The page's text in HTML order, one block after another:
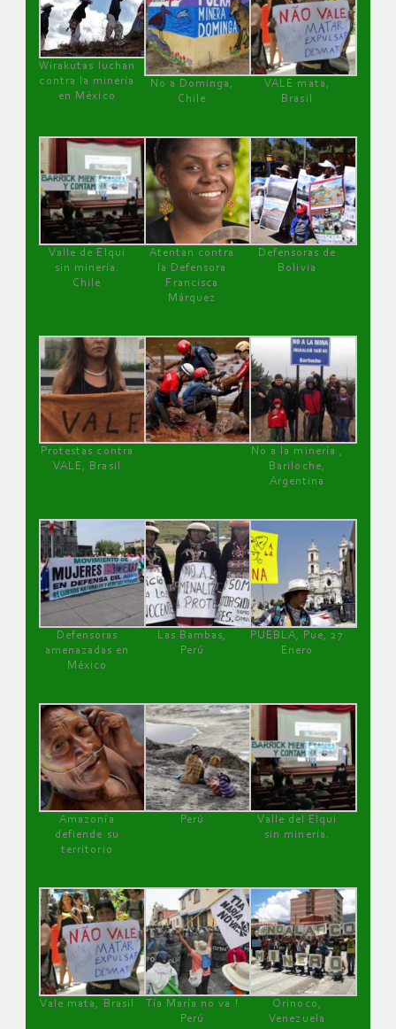
Wirakutas luchan
contra la minería
en México
No a Dominga,
Chile
VALE mata,
Brasil
Valle de Elqui
sin minería.
Chile
Atentan contra
la Defensora
Francisca
Márquez
Defensoras de
Bolivia
Protestas contra
VALE, Brasil
No a la minería ,
Bariloche,
Argentina
Defensoras
amenazadas en
México
Las Bambas,
Perú
PUEBLA, Pue, 27
Enero
Amazonía
defiende su
territorio
Perú
Valle del Elqui
sin minería.
Vale mata, Brasil
Tía María no va !
Perú
Orinoco,
Venezuela